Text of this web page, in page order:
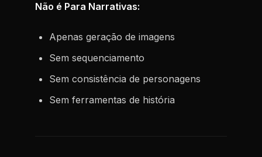
Não é Para Narrativas:
Apenas geração de imagens
Sem sequenciamento
Sem consistência de personagens
Sem ferramentas de história